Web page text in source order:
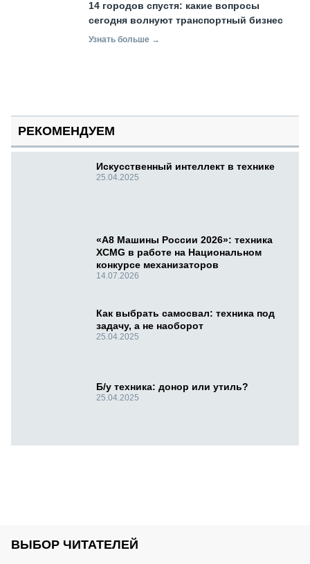
14 городов спустя: какие вопросы
сегодня волнуют транспортный бизнес
Узнать больше →
РЕКОМЕНДУЕМ
Искусственный интеллект в технике
25.04.2025
«А8 Машины России 2026»: техника
XCMG в работе на Национальном
конкурсе механизаторов
14.07.2026
Как выбрать самосвал: техника под
задачу, а не наоборот
25.04.2025
Б/у техника: донор или утиль?
25.04.2025
ВЫБОР ЧИТАТЕЛЕЙ